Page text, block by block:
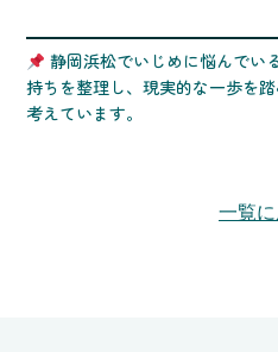
静岡浜松でいじめに悩んでい
持ちを整理し、現実的な一歩を
考えています。
一覧に